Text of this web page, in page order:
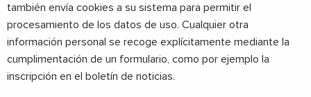
también envía cookies a su sistema para permitir el
procesamiento de los datos de uso. Cualquier otra
información personal se recoge explícitamente mediante la
cumplimentación de un formulario, como por ejemplo la
inscripción en el boletín de noticias.